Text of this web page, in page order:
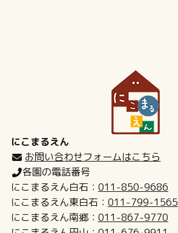
にこまるえん
お問い合わせフォームはこちら
各園の電話番号
にこまるえん白石： 011-850-9686
にこまるえん東白石： 011-799-1565
にこまるえん南郷： 011-867-9770